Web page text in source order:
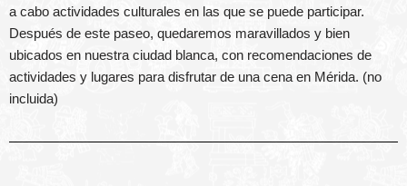
a cabo actividades culturales en las que se puede participar.
Después de este paseo, quedaremos maravillados y bien
ubicados en nuestra ciudad blanca, con recomendaciones de
actividades y lugares para disfrutar de una cena en Mérida. (no
incluida)